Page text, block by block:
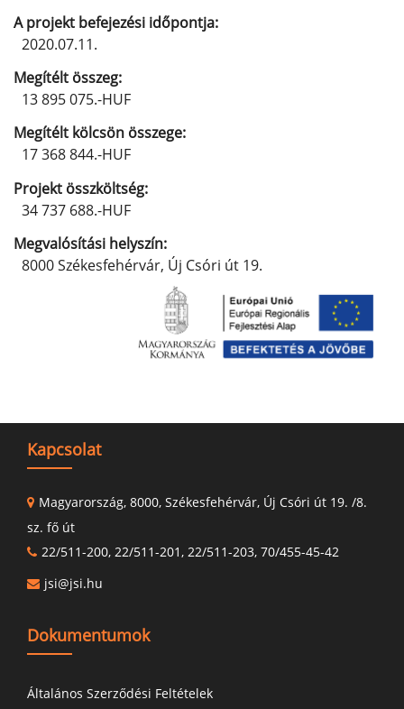
A projekt befejezési időpontja:
2020.07.11.
Megítélt összeg:
13 895 075.-HUF
Megítélt kölcsön összege:
17 368 844.-HUF
Projekt összköltség:
34 737 688.-HUF
Megvalósítási helyszín:
8000 Székesfehérvár, Új Csóri út 19.
Kapcsolat
Magyarország, 8000, Székesfehérvár, Új Csóri út 19. /8.
sz. fő út
22/511-200, 22/511-201, 22/511-203, 70/455-45-42
jsi@jsi.hu
Dokumentumok
Általános Szerződési Feltételek